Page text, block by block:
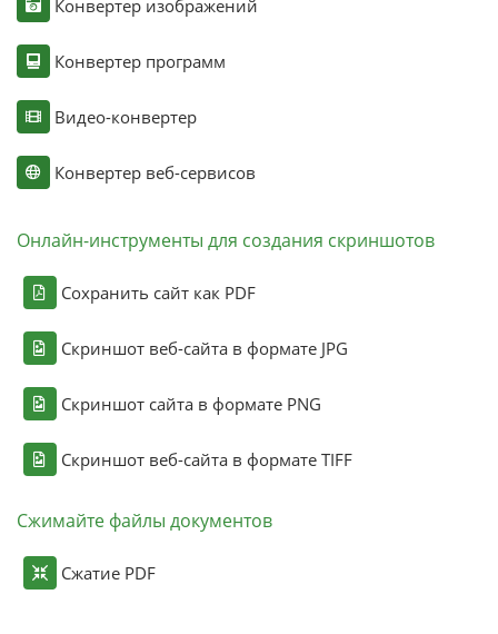
Конвертер изображений
Конвертер программ
Видео-конвертер
Конвертер веб-сервисов
Онлайн-инструменты для создания скриншотов
Сохранить сайт как PDF
Скриншот веб-сайта в формате JPG
Скриншот сайта в формате PNG
Скриншот веб-сайта в формате TIFF
Сжимайте файлы документов
Сжатие PDF